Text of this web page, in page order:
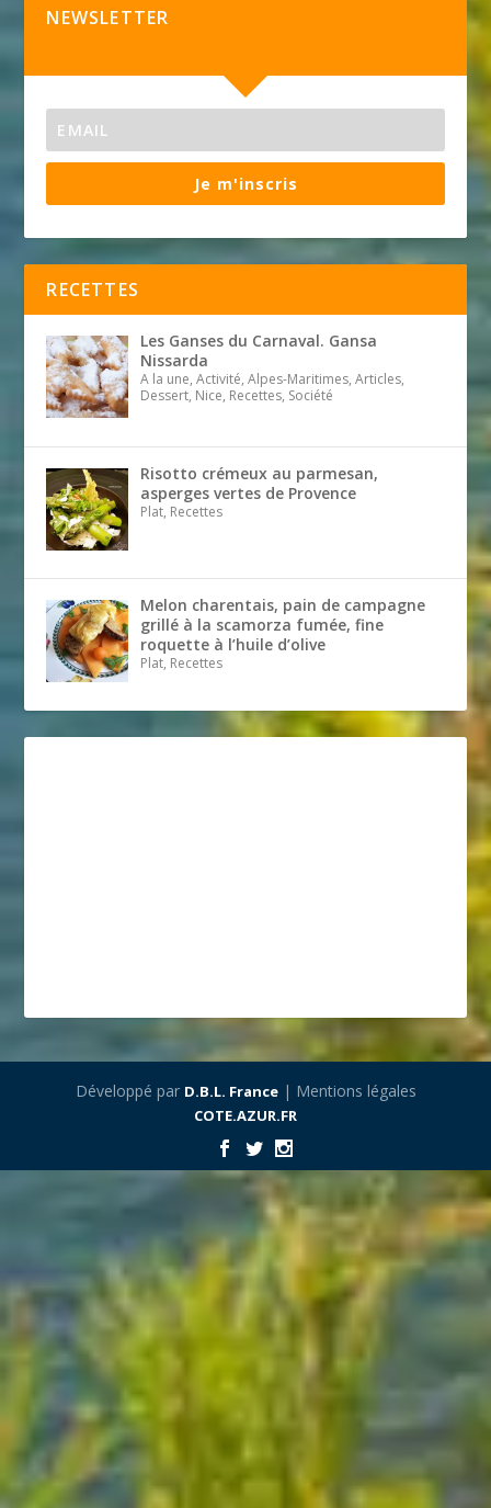
NEWSLETTER
Je m'inscris
RECETTES
Les Ganses du Carnaval. Gansa
Nissarda
A la une, Activité, Alpes-Maritimes, Articles,
Dessert, Nice, Recettes, Société
Risotto crémeux au parmesan,
asperges vertes de Provence
Plat, Recettes
Melon charentais, pain de campagne
grillé à la scamorza fumée, fine
roquette à l’huile d’olive
Plat, Recettes
Développé par D.B.L. France| Mentions légales
COTE.AZUR.FR